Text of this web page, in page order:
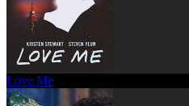
Love Me